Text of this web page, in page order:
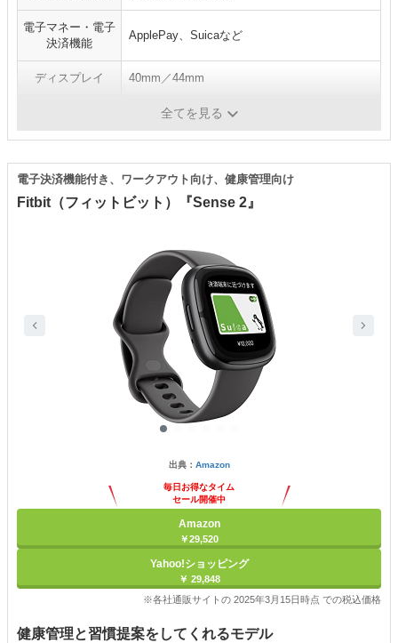
電子マネー・電子
決済機能
ApplePay、Suicaなど
ディスプレイ 40mm／44mm
18時間全てを見る
Fitbit（フィットビット）『Sense 2』
電子決済機能付き、ワークアウト向け、健康管理向け
出典： Amazon
毎日お得なタイム
セール開催中
Amazon
￥29,520
Yahoo!ショッピング
￥ 29,848
※各社通販サイトの 2025年3月15日時点 での税込価格
健康管理と習慣提案をしてくれるモデル